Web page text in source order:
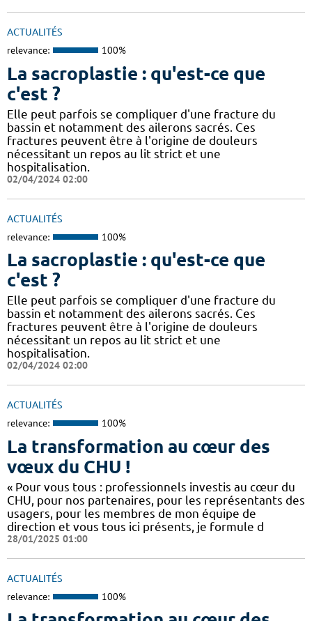
ACTUALITÉS
relevance: 100%
La sacroplastie : qu'est-ce que
c'est ?
Elle peut parfois se compliquer d'une fracture du
bassin et notamment des ailerons sacrés. Ces
fractures peuvent être à l'origine de douleurs
nécessitant un repos au lit strict et une
hospitalisation.
02/04/2024 02:00
ACTUALITÉS
relevance: 100%
La sacroplastie : qu'est-ce que
c'est ?
Elle peut parfois se compliquer d'une fracture du
bassin et notamment des ailerons sacrés. Ces
fractures peuvent être à l'origine de douleurs
nécessitant un repos au lit strict et une
hospitalisation.
02/04/2024 02:00
ACTUALITÉS
relevance: 100%
La transformation au cœur des
vœux du CHU !
« Pour vous tous : professionnels investis au cœur du
CHU, pour nos partenaires, pour les représentants des
usagers, pour les membres de mon équipe de
direction et vous tous ici présents, je formule d
28/01/2025 01:00
ACTUALITÉS
relevance: 100%